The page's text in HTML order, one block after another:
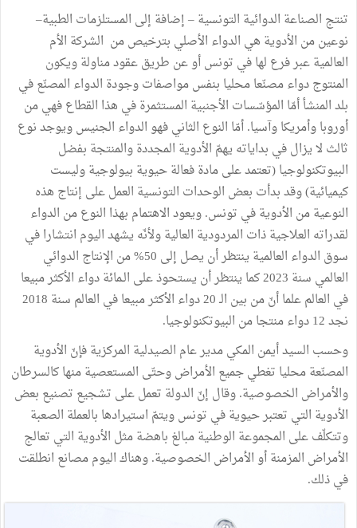
تنتج الصناعة الدوائية التونسية – إضافة إلى المستلزمات الطبية–
نوعين من الأدوية هي الدواء الأصلي بترخيص من الشركة الأم
العالمية عبر فرع لها في تونس أو عن طريق عقود مناولة ويكون
المنتوج دواء مصنّعا محليا بنفس مواصفات وجودة الدواء المصنّع في
بلد المنشأ أمّا المؤسّسات الأجنبية المستثمرة في هذا القطاع فهي من
أوروبا وأمريكا وآسيا. أمّا النوع الثاني فهو الدواء الجنيس ويوجد نوع
ثالث لا يزال في بداياته يهمّ الأدوية المجددة والمنتجة بفضل
البيوتكنولوجيا (تعتمد على مادة فعالة حيوية بيولوجية وليست
كيميائية) وقد بدأت بعض الوحدات التونسية العمل على إنتاج هذه
النوعية من الأدوية في تونس. ويعود الاهتمام بهذا النوع من الدواء
لقدراته العلاجية ذات المردودية العالية ولأنّه يشهد اليوم انتشارا في
سوق الدواء العالمية ينتظر أن يصل إلى 50% من الإنتاج الدوائي
العالمي سنة 2023 كما ينتظر أن يستحوذ على الـمائة دواء الأكثر مبيعا
في العالم علما أنّ من بين الـ 20 دواء الأكثر مبيعا في العالم سنة 2018
نجد 12 دواء منتجا من البيوتكنولوجيا.
وحسب السيد أيمن المكي مدير عام الصيدلية المركزية فإنّ الأدوية
المصنّعة محليا تغطي جميع الأمراض وحتّى المستعصية منها كالسرطان
والأمراض الخصوصية. وقال إنّ الدولة تعمل على تشجيع تصنيع بعض
الأدوية التي تعتبر حيوية في تونس ويتمّ استيرادها بالعملة الصعبة
وتتكلّف على المجموعة الوطنية مبالغ باهضة مثل الأدوية التي تعالج
الأمراض المزمنة أو الأمراض الخصوصية. وهناك اليوم مصانع انطلقت
في ذلك.